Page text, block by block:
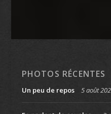
PHOTOS RÉCENTES
Un peu de repos 5 août